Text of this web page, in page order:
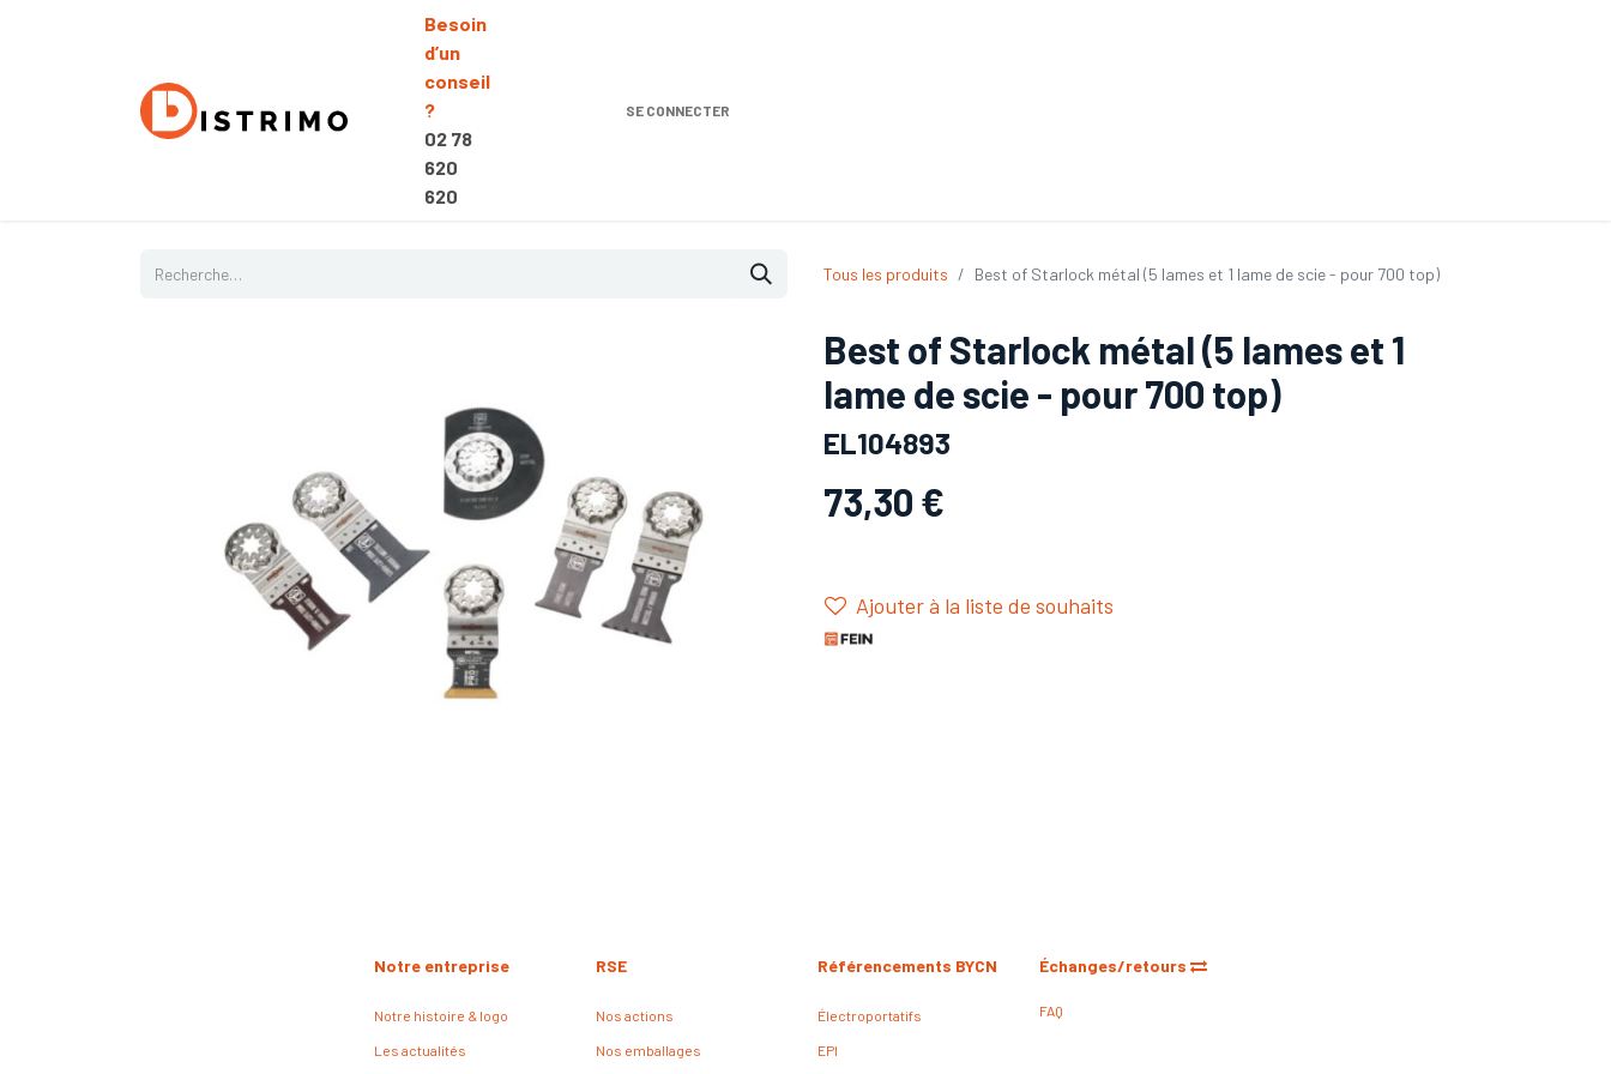
Besoin
d’un
conseil
?
02 78
620
620
SE CONNECTER
Tous les produits Best of Starlock métal (5 lames et 1 lame de scie - pour 700 top)
Best of Starlock métal (5 lames et 1
lame de scie - pour 700 top)
EL104893
73,30 €
Ajouter à la liste de souhaits
Échanges/retours
FAQ
Référencements BYCN
Électroportatifs
EPI
RSE
Nos actions
Nos emballages
Notre entreprise
Notre histoire & logo
Les actualités